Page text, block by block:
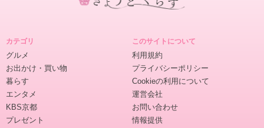
カテゴリ
グルメ
お出かけ・買い物
暮らす
エンタメ
KBS京都
プレゼント
このサイトについて
利用規約
プライバシーポリシー
Cookieの利用について
運営会社
お問い合わせ
情報提供